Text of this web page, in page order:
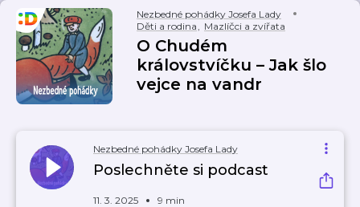
Nezbedné pohádky Josefa Lady
Děti a rodina, Mazlíčci a zvířata
O Chudém
královstvíčku – Jak šlo
vejce na vandr
Nezbedné pohádky Josefa Lady
Poslechněte si podcast
11. 3. 2025 9 min